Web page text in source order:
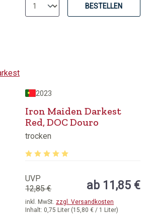
BESTELLEN
2023
Iron Maiden Darkest
Red, DOC Douro
trocken
Inhalt: 0,75 Liter (15,80 € / 1 Liter)
inkl. MwSt. zzgl. Versandkosten
UVP
12,85 €
ab 11,85 €